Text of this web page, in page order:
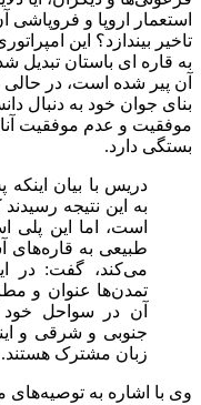
استعمار اروپا و
تاخیر بیندازد؟ این
به قاره ای باستان تبدیل
آن پیر شده است، در حالی
بنای جوان خود به دنبال
موفقیت و عدم موفقیت
بستگی دارد.
دریس با بیان
به این نتیجه
است، اما این
طبیعی به قاره‌های
می‌کند، گفت: در
تمدن‌ها عنوان و
آن در سواحل خود
جنوبی و شرقی و
زبان مشترک هستند.
وی با اشاره به